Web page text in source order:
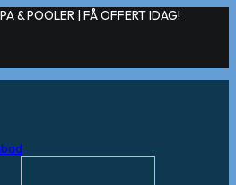
& POOLER | FÅ OFFERT IDAG!